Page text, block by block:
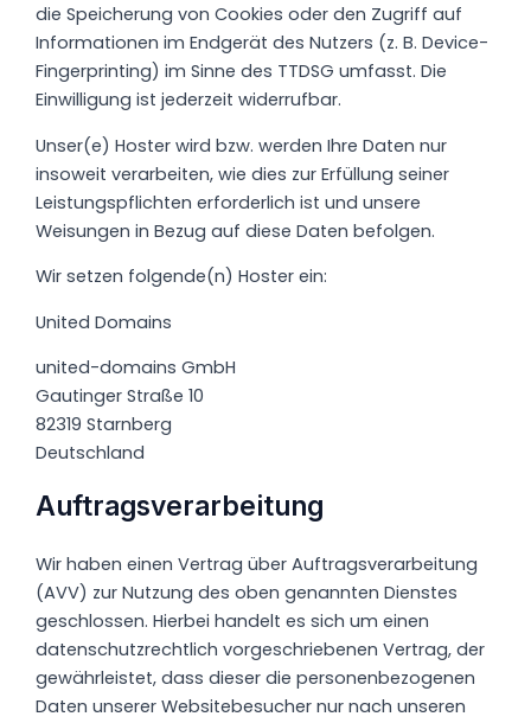
die Speicherung von Cookies oder den Zugriff auf
Informationen im Endgerät des Nutzers (z. B. Device-
Fingerprinting) im Sinne des TTDSG umfasst. Die
Einwilligung ist jederzeit widerrufbar.
Unser(e) Hoster wird bzw. werden Ihre Daten nur
insoweit verarbeiten, wie dies zur Erfüllung seiner
Leistungspflichten erforderlich ist und unsere
Weisungen in Bezug auf diese Daten befolgen.
Wir setzen folgende(n) Hoster ein:
United Domains
united-domains GmbH
Gautinger Straße 10
82319 Starnberg
Deutschland
Auftragsverarbeitung
Wir haben einen Vertrag über Auftragsverarbeitung
(AVV) zur Nutzung des oben genannten Dienstes
geschlossen. Hierbei handelt es sich um einen
datenschutzrechtlich vorgeschriebenen Vertrag, der
gewährleistet, dass dieser die personenbezogenen
Daten unserer Websitebesucher nur nach unseren